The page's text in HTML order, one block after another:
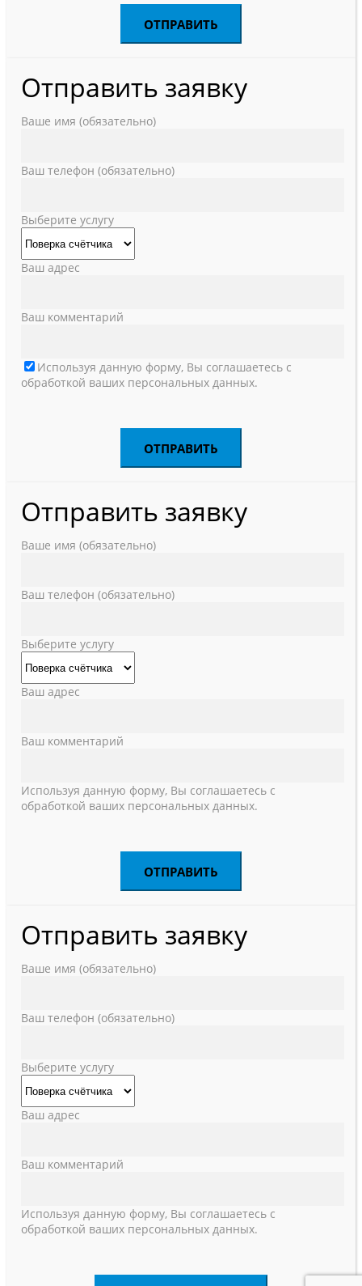
Отправить заявку
Ваше имя (обязательно)
Ваш телефон (обязательно)
Выберите услугу
Ваш адрес
Ваш комментарий
Используя данную форму, Вы соглашаетесь с
обработкой ваших персональных данных.
Отправить заявку
Ваше имя (обязательно)
Ваш телефон (обязательно)
Выберите услугу
Ваш адрес
Ваш комментарий
Используя данную форму, Вы соглашаетесь с
обработкой ваших персональных данных.
Отправить заявку
Ваше имя (обязательно)
Ваш телефон (обязательно)
Выберите услугу
Ваш адрес
Ваш комментарий
Используя данную форму, Вы соглашаетесь с
обработкой ваших персональных данных.